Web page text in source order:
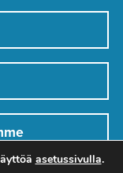
asetussivulla.